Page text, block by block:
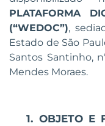
PLATAFORMA
(“WEDOC”),
Estado de São
Santos Santinho,
Mendes Moraes.
1. OBJETO E